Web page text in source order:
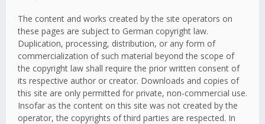
The content and works created by the site operators on
these pages are subject to German copyright law.
Duplication, processing, distribution, or any form of
commercialization of such material beyond the scope of
the copyright law shall require the prior written consent of
its respective author or creator. Downloads and copies of
this site are only permitted for private, non-commercial use.
Insofar as the content on this site was not created by the
operator, the copyrights of third parties are respected. In